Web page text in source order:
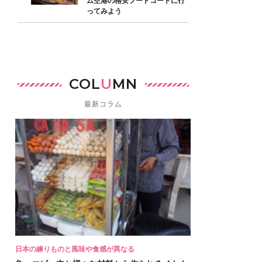
ってみよう
COLUMN
最新コラム
日本の練りものと風味や食感が異なる